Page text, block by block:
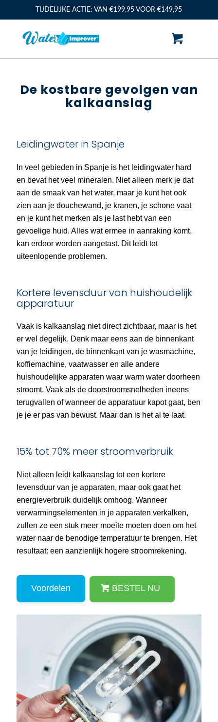
TIJDELIJKE ACTIE: VAN €199,95 VOOR €149,95
De kostbare gevolgen van
kalkaanslag
Leidingwater in Spanje
In veel gebieden in Spanje is het leidingwater hard
en bevat het veel mineralen. Niet alleen merk je dat
aan de smaak van het water, maar je kunt het ook
zien aan je douchewand, je kranen, je schone vaat
en je kunt het merken als je last hebt van een
gevoelige huid. Alles wat ermee in aanraking komt,
kan erdoor worden aangetast. Dit leidt tot
uiteenlopende problemen.
Kortere levensduur van huishoudelijk
apparatuur
Vaak is kalkaanslag niet direct zichtbaar, maar is het
er wel degelijk. Denk maar eens aan de binnenkant
van je leidingen, de binnenkant van je wasmachine,
koffiemachine, vaatwasser en alle andere
huishoudelijke apparaten waar warm water doorheen
stroomt. Vaak als de doorstroomsnelheden ineens
terugvallen of wanneer de apparatuur kapot gaat, ben
je je er pas van bewust. Maar dan is het al te laat.
15% tot 70% meer stroomverbruik
Niet alleen leidt kalkaanslag tot een kortere
levensduur van je apparaten, maar ook gaat het
energieverbruik duidelijk omhoog. Wanneer
verwarmingselementen in je apparaten verkalken,
zullen ze een stuk meer moeite moeten doen om het
water naar de benodige temperatuur te brengen. Het
resultaat: een aanzienlijk hogere stroomrekening.
Voordelen BESTEL NU
Kalkaanslag aan de
verwarmingselementen in de
huishoudelijke apparaten zorgt voor een
aanzienlijk hoger energieverbruik en een
kortere levensduur van het materiaal.